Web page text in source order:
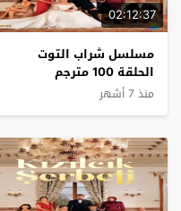
02:12:37
مسلسل شراب التوت
الحلقة 100 مترجم
منذ 7 أشهر